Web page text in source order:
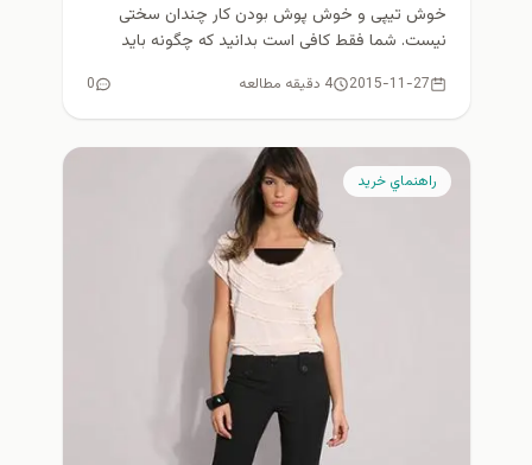
خوش تیپی و خوش پوش بودن کار چندان سختی
نیست. شما فقط کافی است بدانید که چگونه باید
2015-11-27 4 دقیقه مطالعه 0
راهنماي خريد